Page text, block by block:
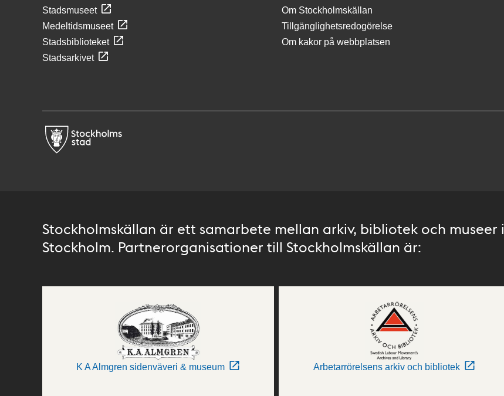
Stadsmuseet
Medeltidsmuseet
Stadsbiblioteket
Stadsarkivet
Om Stockholmskällan
Tillgänglighetsredogörelse
Om kakor på webbplatsen
Stockholmskällan är ett samarbete mellan arkiv, bibliotek och museer i
Stockholm. Partnerorganisationer till Stockholmskällan är:
K A Almgren sidenväveri & museum Arbetarrörelsens arkiv och bibliotek